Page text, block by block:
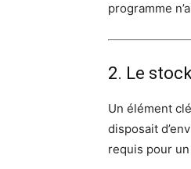
programme
2. Le
Un élément
disposait
requis pour